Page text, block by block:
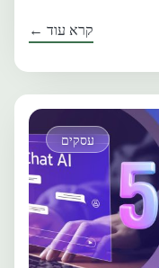
קרא עוד ←
עסקים